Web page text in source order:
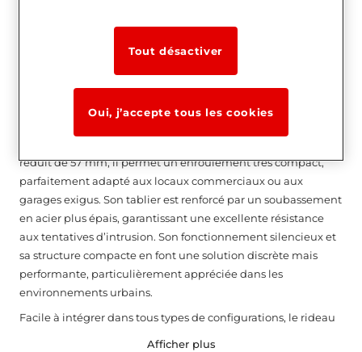
fermeture pour une protection
efficace et un encombrement
Le rideau métallique P57 a été conçu pour répondre aux
réduit de 57 mm, il permet un enroulement très compact,
parfaitement adapté aux locaux commerciaux ou aux
garages exigus. Son tablier est renforcé par un soubassement
en acier plus épais, garantissant une excellente résistance
aux tentatives d’intrusion. Son fonctionnement silencieux et
sa structure compacte en font une solution discrète mais
performante, particulièrement appréciée dans les
environnements urbains.
Facile à intégrer dans tous types de configurations, le rideau
Afficher plus
Tout désactiver
Oui, j’accepte tous les cookies